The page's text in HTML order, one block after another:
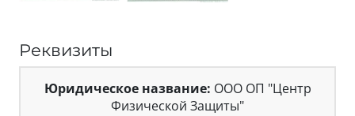
Реквизиты
Юридическое название: ООО ОП "Центр
Физической Защиты"